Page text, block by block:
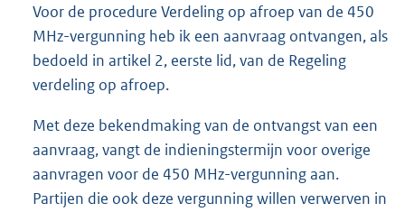
b
Voor de procedure Verdeling op afroep van de 450
MHz-vergunning heb ik een aanvraag ontvangen, als
bedoeld in artikel 2, eerste lid, van de Regeling
verdeling op afroep.
Met deze bekendmaking van de ontvangst van een
aanvraag, vangt de indieningstermijn voor overige
aanvragen voor de 450 MHz-vergunning aan.
Partijen die ook deze vergunning willen verwerven in